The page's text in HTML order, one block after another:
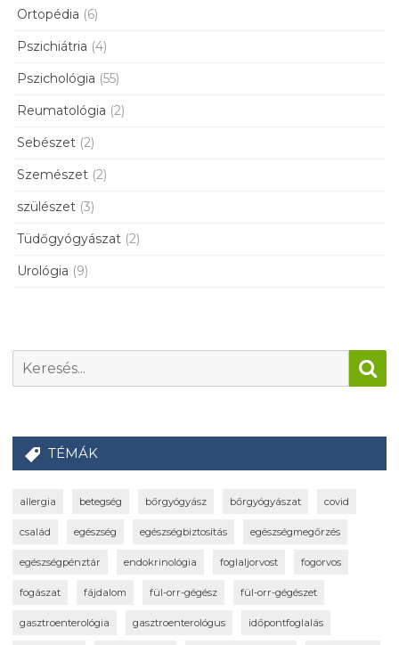
Ortopédia (6)
Pszichiátria (4)
Pszichológia (55)
Reumatológia (2)
Sebészet (2)
Szemészet (2)
szülészet (3)
Tüdőgyógyászat (2)
Urológia (9)
TÉMÁK
allergia betegség bőrgyógyász bőrgyógyászat covid
család egészség egészségbiztosítás egészségmegőrzés
egészségpénztár endokrinológia foglaljorvost fogorvos
fogászat fájdalom fül-orr-gégész fül-orr-gégészet
gasztroenterológia gasztroenterológus időpontfoglalás